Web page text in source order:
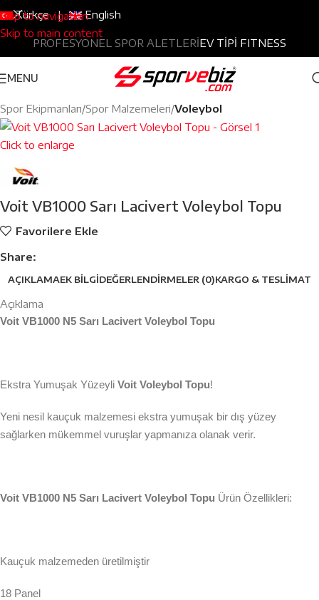
Skip to navigation
Skip to main content
Türkçe| English
PROFESYONEL SPOR ALETLERİEV TİPİ FITNESS
MENU
Spor Ekipmanları Spor Malzemeleri Voleybol
Click to enlarge
Voit VB1000 Sarı Lacivert Voleybol Topu
Favorilere Ekle
Share:
AÇIKLAMAEK BILGIDEĞERLENDIRMELER (0)KARGO & TESLIMAT
Açıklama
Voit VB1000 N5 Sarı Lacivert Voleybol Topu
Ekstra Yumuşak Yüzeyli Voit Voleybol Topu!
Yeni nesil kauçuk malzemesi ekstra yumuşak bir dış yüzey
sağlarken mükemmel vuruşlar yapmanıza olanak verir.
Voit VB1000 N5 Sarı Lacivert Voleybol Topu Ürün Özellikleri:
Kauçuk malzemeden üretilmiştir
18 Panel